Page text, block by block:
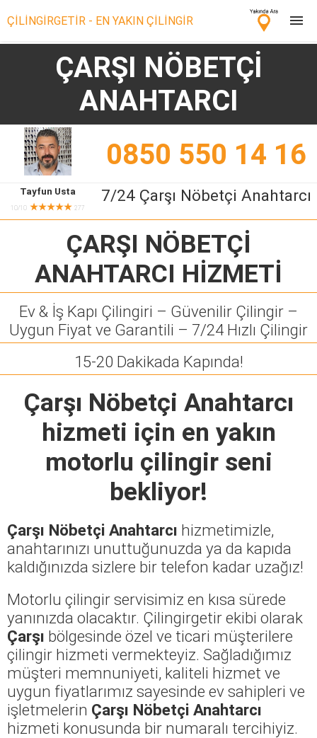
ÇİLİNGİRGETİR - EN YAKIN ÇİLİNGİR
Çilingir Ara
Çilingir misin? Bize Katıl!
ÇARŞI NÖBETÇİ
ANAHTARCI
0850 550 14 16
Tayfun Usta
10/10 ★★★★★ 277
7/24 Çarşı Nöbetçi Anahtarcı
ÇARŞI NÖBETÇİ
ANAHTARCI HİZMETİ
Ev & İş Kapı Çilingiri – Güvenilir Çilingir –
Uygun Fiyat ve Garantili – 7/24 Hızlı Çilingir
15-20 Dakikada Kapında!
Çarşı Nöbetçi Anahtarcı
hizmeti için en yakın
motorlu çilingir seni
bekliyor!
Çarşı Nöbetçi Anahtarcı hizmetimizle,
anahtarınızı unuttuğunuzda ya da kapıda
kaldığınızda sizlere bir telefon kadar uzağız!
Motorlu çilingir servisimiz en kısa sürede
yanınızda olacaktır. Çilingirgetir ekibi olarak
Çarşı bölgesinde özel ve ticari müşterilere
çilingir hizmeti vermekteyiz. Sağladığımız
müşteri memnuniyeti, kaliteli hizmet ve
uygun fiyatlarımız sayesinde ev sahipleri ve
işletmelerin Çarşı Nöbetçi Anahtarcı
hizmeti konusunda bir numaralı tercihiyiz.